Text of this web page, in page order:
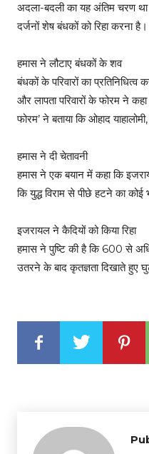
अदला-बदली का यह अंतिम चरण
दर्जनों शेष बंधकों को रिहा करना है।
हमास ने लौटाए बंधकों के शव
बंधकों के परिवारों का
और लापता परिवारों के फोरम ने
फोरम’ ने बताया कि ओहाद
हमास ने दी चेतावनी
हमास ने एक बयान में कहा कि
कि युद्ध विराम से पीछे हटने का
इजरायल ने कैदियों को किया रिहा
हमास ने पुष्टि की है कि 600 से
उतरने के बाद कृतज्ञता दिखाते हुए